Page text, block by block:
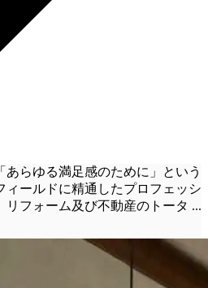
らゆる満足感のために」という
ィールドに精通したプロフェッシ
リフォーム及び不動産のトータ ...